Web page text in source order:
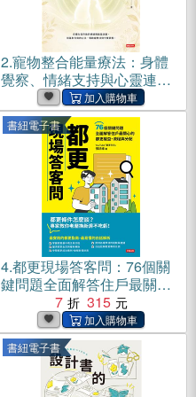
2.寵物整合能量療法：身體
覺察、情緒支持與心靈連結
的實作指南(電子書)
書紐電子書
4.都更現場答客問：76個關
鍵問題全面解答住戶最關心
的都更權益、流程與分配(電
7 315
書紐電子書